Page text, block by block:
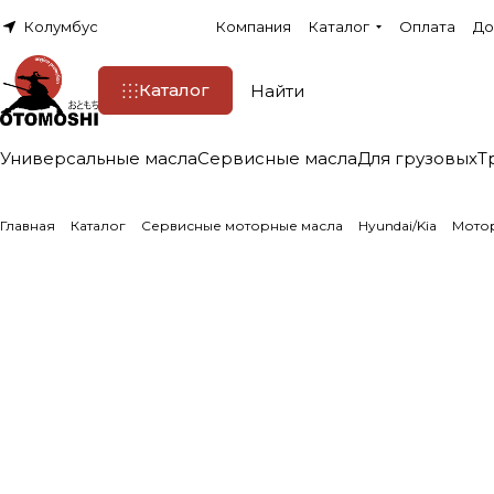
Колумбус Компания Каталог Оплата
Каталог
Универсальные маслаСервисные маслаДля грузовых
Главная Каталог Сервисные моторные масла Hyundai/Kia